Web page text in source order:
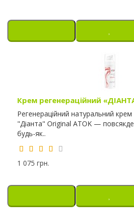
Крем регенераційний
Регенераційний натуральний
"Діанта" Original ATOK —
будь-як..
1 075 грн.